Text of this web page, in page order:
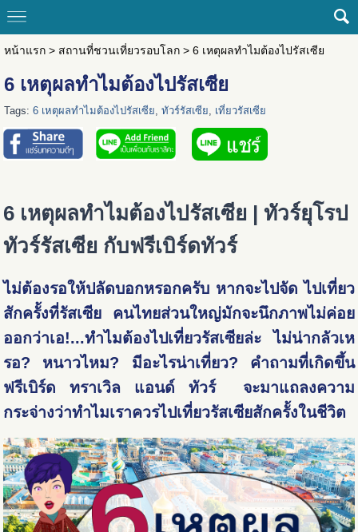
หน้าแรก> สถานที่ชวนเที่ยวรอบโลก> 6 เหตุผลทำไมต้องไปรัสเซีย
6 เหตุผลทำไมต้องไปรัสเซีย
Tags: 6 เหตุผลทำไมต้องไปรัสเซีย, ทัวร์รัสเซีย, เที่ยวรัสเซีย
6 เหตุผลทำไมต้องไปรัสเซีย | ทัวร์ยุโรป
ทัวร์รัสเซีย กับฟรีเบิร์ดทัวร์
ไม่ต้องรอให้ปลัดบอกหรอกครับ หากจะไปจัด ไปเที่ยว
สักครั้งที่รัสเซีย คนไทยส่วนใหญ่มักจะนึกภาพไม่ค่อย
ออกว่าเอ!...ทำไมต้องไปเที่ยวรัสเซียล่ะ ไม่น่ากลัวเห
รอ? หนาวไหม? มีอะไรน่าเที่ยว? คำถามที่เกิดขึ้น
ฟรีเบิร์ด ทราเวิล แอนด์ ทัวร์ จะมาแถลงความ
กระจ่างว่าทำไมเราควรไปเที่ยวรัสเซียสักครั้งในชีวิต